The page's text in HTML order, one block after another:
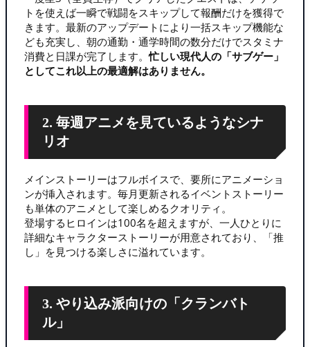
トを使えば一瞬で戦闘をスキップして報酬だけを獲得で
きます。最新のアップデートにより一括スキップ機能な
ども充実し、朝の通勤・通学時間の数分だけでスタミナ
消費と日課が完了します。忙しい現代人の「サブゲー」
としてこれ以上の最適解はありません。
2. 毎週アニメを見ているようなシナ
リオ
メインストーリーはフルボイスで、要所にアニメーショ
ンが挿入されます。毎月更新されるイベントストーリー
も単体のアニメとして楽しめるクオリティ。
登場するヒロインは100名を超えますが、一人ひとりに
詳細なキャラクターストーリーが用意されており、「推
し」を見つける楽しさに溢れています。
3. やり込み派向けの「クランバト
ル」